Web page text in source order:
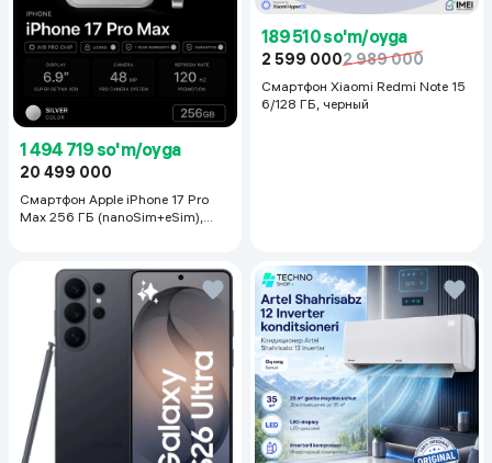
1 494 719 so'm/oyga
20 499 000
Смартфон Apple iPhone 17 Pro
Max 256 ГБ (nanoSim+eSim),
189 510 so'm/oyga
2 599 0002 989 000
Смартфон Xiaomi Redmi Note 15
6/128 ГБ, черный